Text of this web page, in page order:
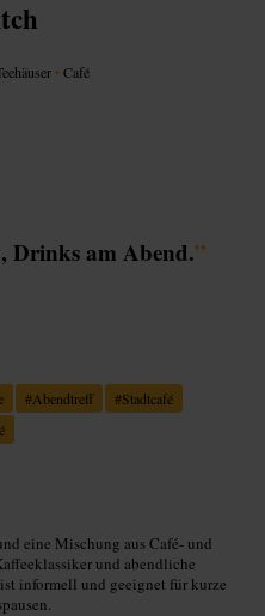
•Café
Drinks am Abend.”
#Abendtreff #Stadtcafé
eine Mischung aus Café- und
und abendliche
informell und geeignet für kurze